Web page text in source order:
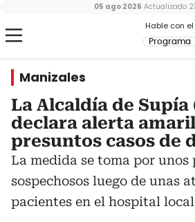
Hable con el
Programa
05 ago 2026 Actualizado
Manizales
La Alcaldía de Supía
declara alerta
presuntos casos de
La medida se toma por unos
sospechosos luego de unas
pacientes en el hospital